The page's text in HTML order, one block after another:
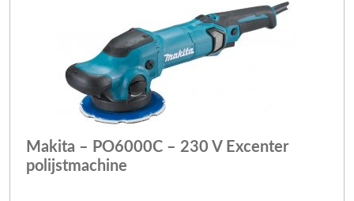
Makita – PO6000C – 230 V Excenter
polijstmachine